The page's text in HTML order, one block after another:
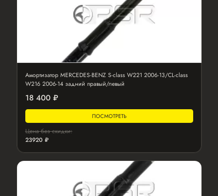
Амортизатор MERCEDES-BENZ S-class W221 2006-13/CL-class
W216 2006-14 задний правый/левый
18 400 ₽
ПОСМОТРЕТЬ
Цена без скидки:
23920 ₽